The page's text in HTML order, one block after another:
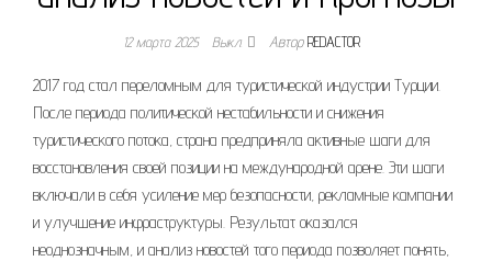
12 марта 2025 Выкл. АвторREDACTOR
2017 год стал переломным для туристической индустрии Турции.
После периода политической нестабильности и снижения
туристического потока, страна предприняла активные шаги для
восстановления своей позиции на международной арене. Эти шаги
включали в себя усиление мер безопасности, рекламные кампании
и улучшение инфраструктуры. Результат оказался
неоднозначным, и анализ новостей того периода позволяет понять,